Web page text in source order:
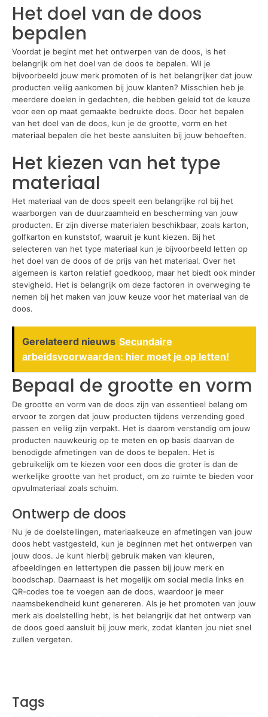
Het doel van de doos
bepalen
Voordat je begint met het ontwerpen van de doos, is het
belangrijk om het doel van de doos te bepalen. Wil je
bijvoorbeeld jouw merk promoten of is het belangrijker dat jouw
producten veilig aankomen bij jouw klanten? Misschien heb je
meerdere doelen in gedachten, die hebben geleid tot de keuze
voor een op maat gemaakte bedrukte doos. Door het bepalen
van het doel van de doos, kun je de grootte, vorm en het
materiaal bepalen die het beste aansluiten bij jouw behoeften.
Het kiezen van het type
materiaal
Het materiaal van de doos speelt een belangrijke rol bij het
waarborgen van de duurzaamheid en bescherming van jouw
producten. Er zijn diverse materialen beschikbaar, zoals karton,
golfkarton en kunststof, waaruit je kunt kiezen. Bij het
selecteren van het type materiaal kun je bijvoorbeeld letten op
het doel van de doos of de prijs van het materiaal. Over het
algemeen is karton relatief goedkoop, maar het biedt ook minder
stevigheid. Het is belangrijk om deze factoren in overweging te
nemen bij het maken van jouw keuze voor het materiaal van de
doos.
Gerelateerd nieuws Secundaire
arbeidsvoorwaarden: hier moet je op letten!
Bepaal de grootte en vorm
De grootte en vorm van de doos zijn van essentieel belang om
ervoor te zorgen dat jouw producten tijdens verzending goed
passen en veilig zijn verpakt. Het is daarom verstandig om jouw
producten nauwkeurig op te meten en op basis daarvan de
benodigde afmetingen van de doos te bepalen. Het is
gebruikelijk om te kiezen voor een doos die groter is dan de
werkelijke grootte van het product, om zo ruimte te bieden voor
opvulmateriaal zoals schuim.
Ontwerp de doos
Nu je de doelstellingen, materiaalkeuze en afmetingen van jouw
doos hebt vastgesteld, kun je beginnen met het ontwerpen van
jouw doos. Je kunt hierbij gebruik maken van kleuren,
afbeeldingen en lettertypen die passen bij jouw merk en
boodschap. Daarnaast is het mogelijk om social media links en
QR-codes toe te voegen aan de doos, waardoor je meer
naamsbekendheid kunt genereren. Als je het promoten van jouw
merk als doelstelling hebt, is het belangrijk dat het ontwerp van
de doos goed aansluit bij jouw merk, zodat klanten jou niet snel
zullen vergeten.
Tags